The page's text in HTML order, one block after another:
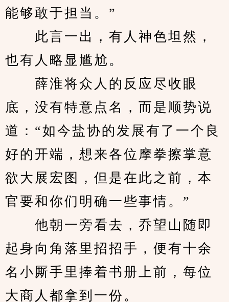
能够敢于担当。”
此言一出，有人神色坦然，
也有人略显尴尬。
薛淮将众人的反应尽收眼
底，没有特意点名，而是顺势说
道：“如今盐协的发展有了一个良
好的开端，想来各位摩拳擦掌意
欲大展宏图，但是在此之前，本
官要和你们明确一些事情。”
他朝一旁看去，乔望山随即
起身向角落里招招手，便有十余
名小厮手里捧着书册上前，每位
大商人都拿到一份。